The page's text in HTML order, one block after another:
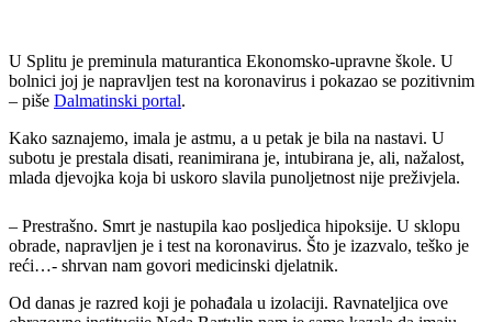
U Splitu je preminula maturantica Ekonomsko-upravne škole. U
bolnici joj je napravljen test na koronavirus i pokazao se pozitivnim
– piše Dalmatinski portal.
Kako saznajemo, imala je astmu, a u petak je bila na nastavi. U
subotu je prestala disati, reanimirana je, intubirana je, ali, nažalost,
mlada djevojka koja bi uskoro slavila punoljetnost nije preživjela.
– Prestrašno. Smrt je nastupila kao posljedica hipoksije. U sklopu
obrade, napravljen je i test na koronavirus. Što je izazvalo, teško je
reći…- shrvan nam govori medicinski djelatnik.
Od danas je razred koji je pohađala u izolaciji. Ravnateljica ove